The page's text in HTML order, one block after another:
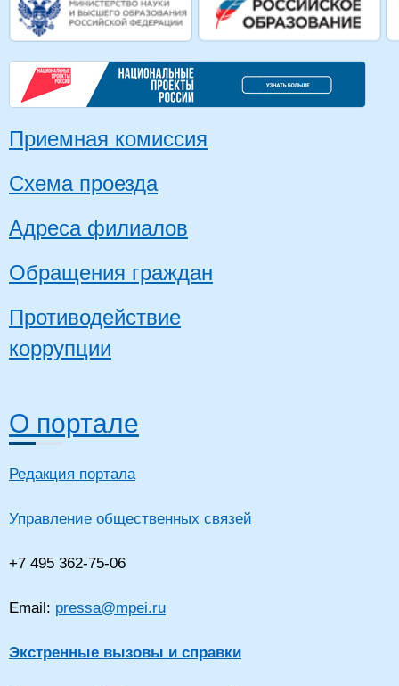
Приемная комиссия
Схема проезда
Адреса филиалов
Обращения граждан
Противодействие
коррупции
О портале
Редакция портала
Управление общественных связей
+7 495 362-75-06
Email: pressa@mpei.ru
Экстренные вызовы и справки